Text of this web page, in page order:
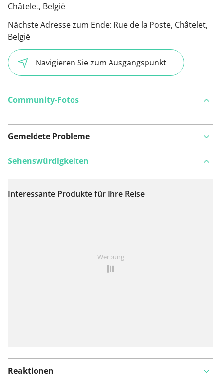
Châtelet, België
Nächste Adresse zum Ende: Rue de la Poste, Châtelet,
België
Navigieren Sie zum Ausgangspunkt
Community-Fotos
Gemeldete Probleme
Auf Karte anzeigen
Sehenswürdigkeiten
Interessante Produkte für Ihre Reise
Werbung
Reaktionen